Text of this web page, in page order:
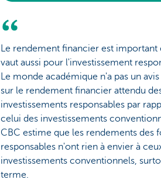
Le rendement financier est important
vaut aussi pour l'investissement
Le monde académique n'a pas un
sur le rendement financier attendu
investissements responsables par
celui des investissements
CBC estime que les rendements des
responsables n'ont rien à envier à
investissements conventionnels,
terme.